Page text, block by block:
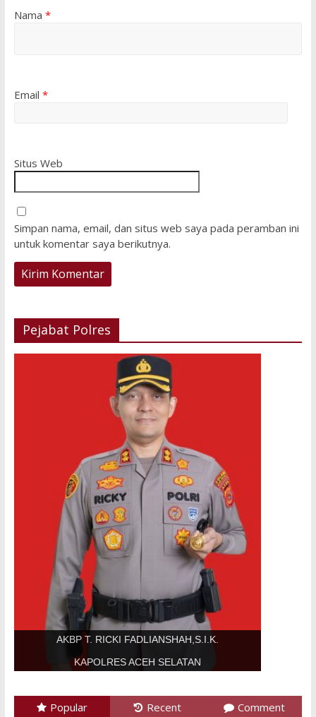
Nama *
Email *
Situs Web
Simpan nama, email, dan situs web saya pada peramban ini
untuk komentar saya berikutnya.
Pejabat Polres
AKBP T. RICKI FADLIANSHAH,S.I.K.
KAPOLRES ACEH SELATAN
Popular Recent Comment